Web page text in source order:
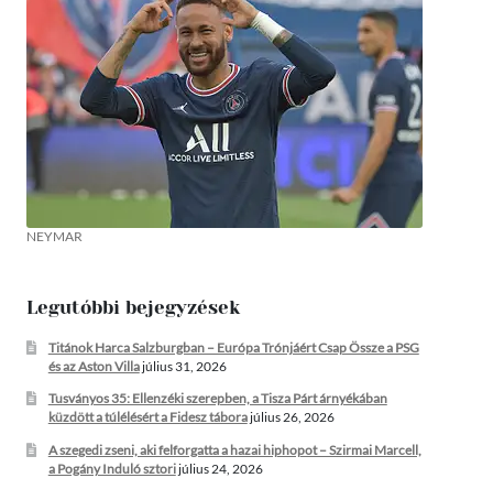
NEYMAR
Legutóbbi bejegyzések
Titánok Harca Salzburgban – Európa Trónjáért Csap Össze a PSG
és az Aston Villajúlius 31, 2026
Tusványos 35: Ellenzéki szerepben, a Tisza Párt árnyékában
küzdött a túlélésért a Fidesz táborajúlius 26, 2026
A szegedi zseni, aki felforgatta a hazai hiphopot – Szirmai Marcell,
a Pogány Induló sztorijúlius 24, 2026